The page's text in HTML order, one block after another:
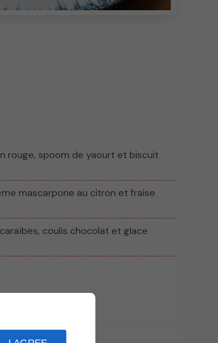
rouge, spoom de yaourt et biscuit
mascarpone au citron et fraise
coulis chocolat et glace